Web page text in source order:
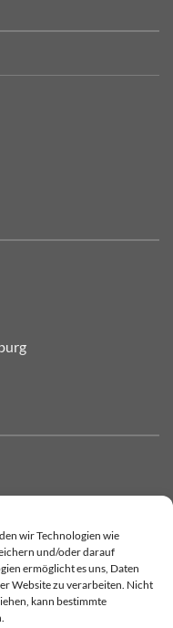
wir Technologien wie
und/oder darauf
ermöglicht es uns, Daten
Website zu verarbeiten. Nicht
kann bestimmte